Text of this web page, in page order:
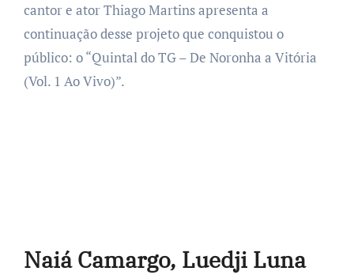
cantor e ator Thiago Martins apresenta a
continuação desse projeto que conquistou o
público: o “Quintal do TG – De Noronha a Vitória
(Vol. 1 Ao Vivo)”.
Naiá Camargo, Luedji Luna